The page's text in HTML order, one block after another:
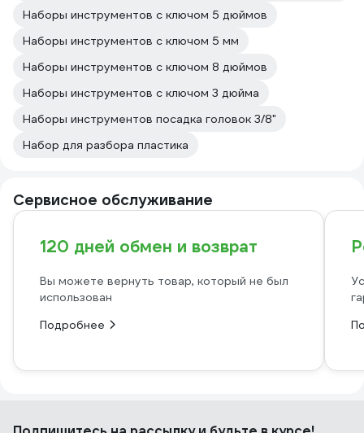
Наборы инструментов с ключом 5 дюймов
Наборы инструментов с ключом 5 мм
Наборы инструментов с ключом 8 дюймов
Наборы инструментов с ключом 3 дюйма
Наборы инструментов посадка головок 3/8"
Набор для разбора пластика
Сервисное обслуживание
120 дней обмен и возврат
Вы можете вернуть товар, который не был
использован
Подробнее